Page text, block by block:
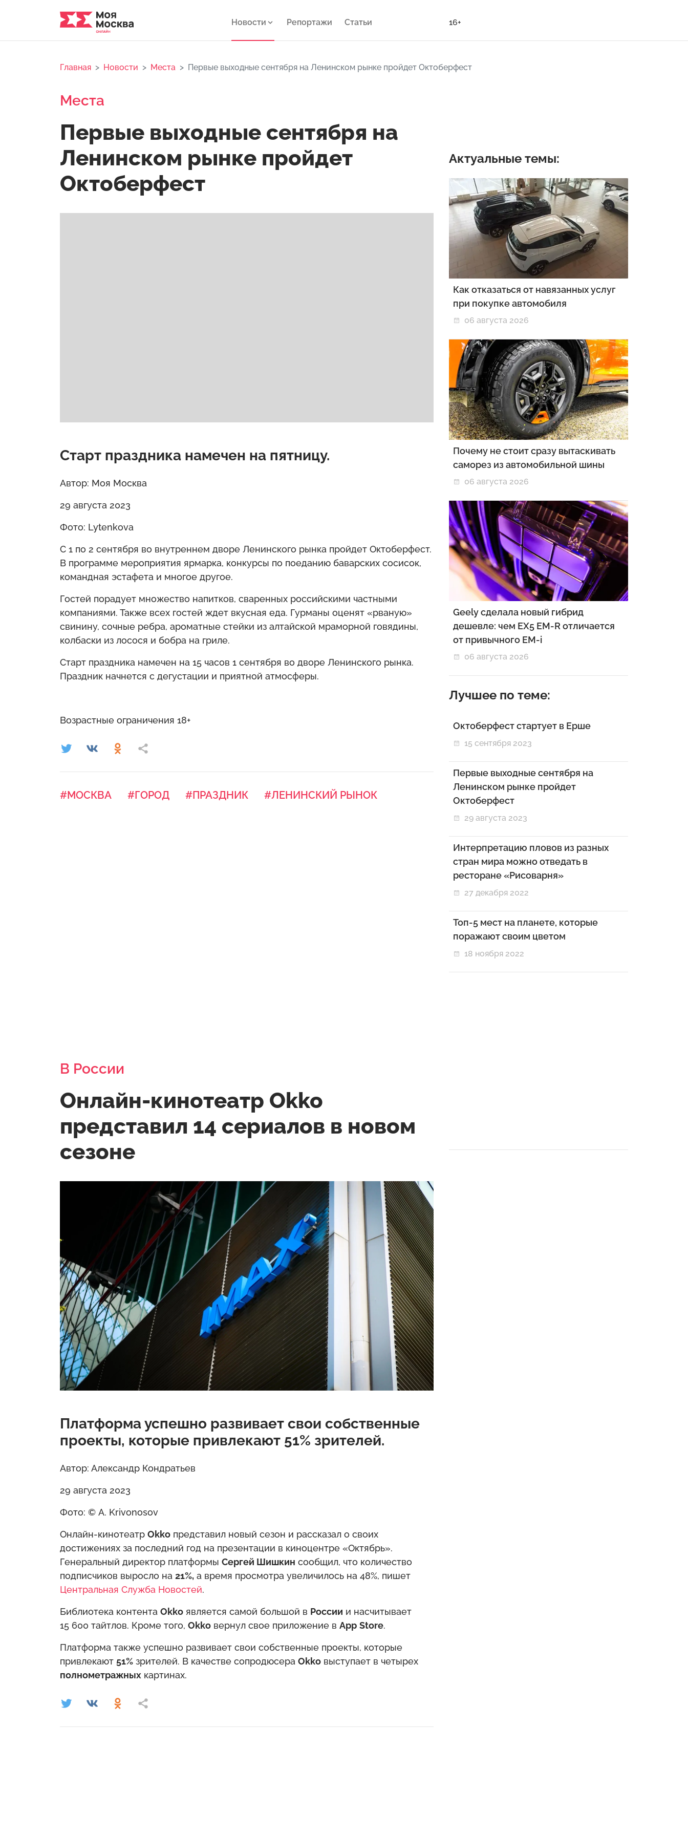
Новости Репортажи Статьи 16+
Главная Новости Места Первые выходные сентября на Ленинском рынке пройдет Октоберфест
Места
Первые выходные сентября на
Ленинском рынке пройдет
Октоберфест
Старт праздника намечен на пятницу.
Автор: Моя Москва
29 августа 2023
Фото: Lytenkova
С 1 по 2 сентября во внутреннем дворе Ленинского рынка пройдет Октоберфест.
В программе мероприятия ярмарка, конкурсы по поеданию баварских сосисок,
командная эстафета и многое другое.
Гостей порадует множество напитков, сваренных российскими частными
компаниями. Также всех гостей ждет вкусная еда. Гурманы оценят «рваную»
свинину, сочные ребра, ароматные стейки из алтайской мраморной говядины,
колбаски из лосося и бобра на гриле.
Старт праздника намечен на 15 часов 1 сентября во дворе Ленинского рынка.
Праздник начнется с дегустации и приятной атмосферы.
Возрастные ограничения 18+
#МОСКВА #ГОРОД #ПРАЗДНИК #ЛЕНИНСКИЙ РЫНОК
В России
Онлайн-кинотеатр Okko
представил 14 сериалов в новом
сезоне
Платформа успешно развивает свои собственные
проекты, которые привлекают 51% зрителей.
Автор: Александр Кондратьев
29 августа 2023
Фото: © A. Krivonosov
Онлайн-кинотеатр Okko представил новый сезон и рассказал о своих
достижениях за последний год на презентации в киноцентре «Октябрь».
Генеральный директор платформы Сергей Шишкин сообщил, что количество
подписчиков выросло на 21%, а время просмотра увеличилось на 48%, пишет
Центральная Служба Новостей.
Библиотека контента Okko является самой большой в России и насчитывает
15 600 тайтлов. Кроме того, Okko вернул свое приложение в App Store.
Платформа также успешно развивает свои собственные проекты, которые
привлекают 51% зрителей. В качестве сопродюсера Okko выступает в четырех
полнометражных картинах.
Актуальные темы:
Как отказаться от навязанных услуг
при покупке автомобиля
06 августа 2026
Почему не стоит сразу вытаскивать
саморез из автомобильной шины
06 августа 2026
Geely сделала новый гибрид
дешевле: чем EX5 EM-R отличается
от привычного EM-i
06 августа 2026
Лучшее по теме:
Октоберфест стартует в Ерше
15 сентября 2023
Первые выходные сентября на
Ленинском рынке пройдет
Октоберфест
29 августа 2023
Интерпретацию пловов из разных
стран мира можно отведать в
ресторане «Рисоварня»
27 декабря 2022
Топ-5 мест на планете, которые
поражают своим цветом
18 ноября 2022